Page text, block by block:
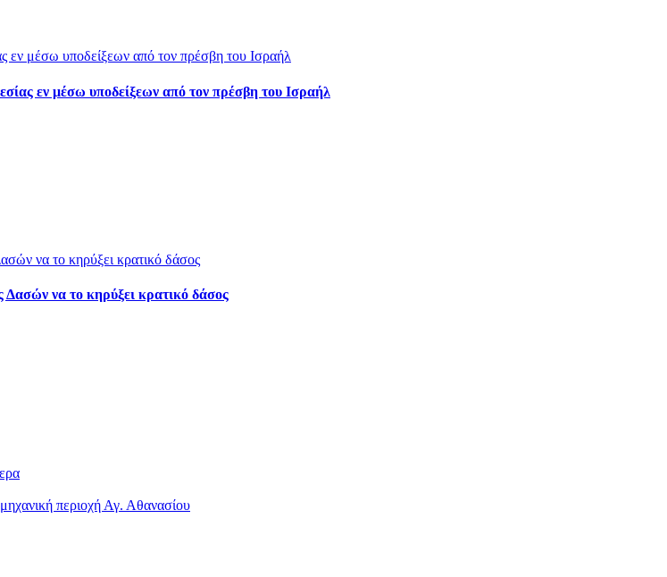
εν μέσω υποδείξεων από τον πρέσβη του Ισραήλ
να το κηρύξει κρατικό δάσος
περιοχή Αγ. Αθανασίου